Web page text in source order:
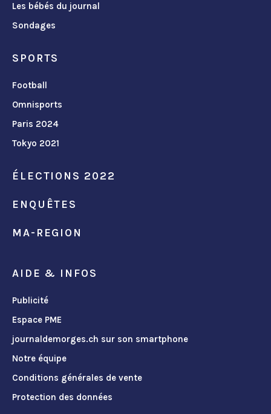
Les bébés du journal
Sondages
SPORTS
Football
Omnisports
Paris 2024
Tokyo 2021
ÉLECTIONS 2022
ENQUÊTES
MA-REGION
AIDE & INFOS
Publicité
Espace PME
journaldemorges.ch sur son smartphone
Notre équipe
Conditions générales de vente
Protection des données